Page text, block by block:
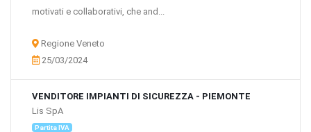
motivati e collaborativi, che and...
Regione Veneto
25/03/2024
VENDITORE IMPIANTI DI SICUREZZA - PIEMONTE
Lis SpA
Partita IVA